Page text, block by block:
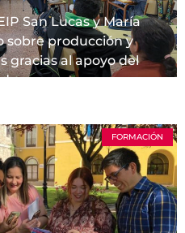
San Lucas y María
sobre producción y
gracias al apoyo del
FORMACIÓN